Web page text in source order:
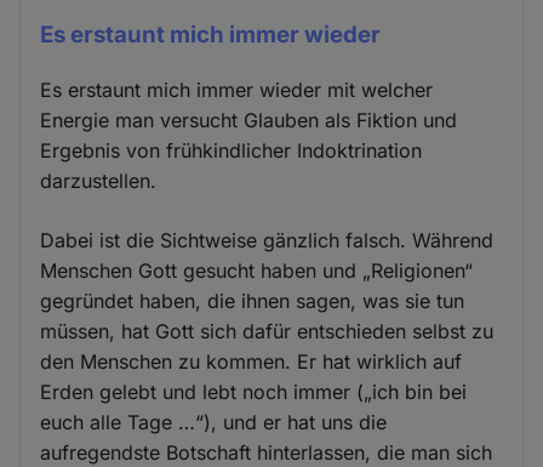
Es erstaunt mich immer wieder
Es erstaunt mich immer wieder mit welcher
Energie man versucht Glauben als Fiktion und
Ergebnis von frühkindlicher Indoktrination
darzustellen.
Dabei ist die Sichtweise gänzlich falsch. Während
Menschen Gott gesucht haben und „Religionen“
gegründet haben, die ihnen sagen, was sie tun
müssen, hat Gott sich dafür entschieden selbst zu
den Menschen zu kommen. Er hat wirklich auf
Erden gelebt und lebt noch immer („ich bin bei
euch alle Tage …“), und er hat uns die
aufregendste Botschaft hinterlassen, die man sich